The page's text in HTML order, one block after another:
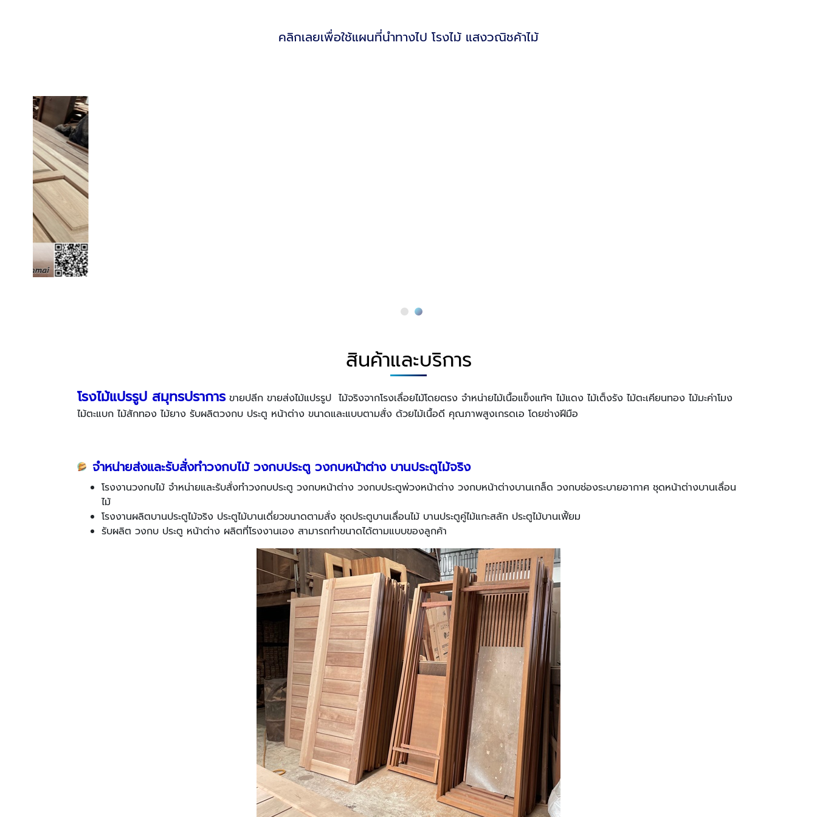
คลิกเลยเพื่อใช้แผนที่นำทางไป โรงไม้ แสงวณิชค้าไม้
สินค้าและบริการ
โรงไม้แปรรูป สมุทรปราการขายปลีก ขายส่งไม้แปรรูป ไม้จริงจากโรงเลื่อยไม้โดยตรง จำหน่ายไม้เนื้อแข็งแท้ๆ ไม้แดง ไม้เต็งรัง ไม้ตะเคียนทอง ไม้มะค่าโมง
ไม้ตะแบก ไม้สักทอง ไม้ยาง รับผลิตวงกบ ประตู หน้าต่าง ขนาดและแบบตามสั่ง ด้วยไม้เนื้อดี คุณภาพสูงเกรดเอ โดยช่างฝีมือ
จำหน่ายส่งและรับสั่งทำวงกบไม้ วงกบประตู วงกบหน้าต่าง บานประตูไม้จริง
โรงงานวงกบไม้ จำหน่ายและรับสั่งทำวงกบประตู วงกบหน้าต่าง วงกบประตูพ่วงหน้าต่าง วงกบหน้าต่างบานเกล็ด วงกบช่องระบายอากาศ ชุดหน้าต่างบานเลื่อน
ไม้
โรงงานผลิตบานประตูไม้จริง ประตูไม้บานเดี่ยวขนาดตามสั่ง ชุดประตูบานเลื่อนไม้ บานประตูคู่ไม้แกะสลัก ประตูไม้บานเฟี้ยม
รับผลิต วงกบ ประตู หน้าต่าง ผลิตที่โรงงานเอง สามารถทำขนาดได้ตามแบบของลูกค้า